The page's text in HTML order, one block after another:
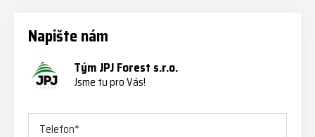
Napište nám
Tým JPJ Forest s.r.o.
Jsme tu pro Vás!